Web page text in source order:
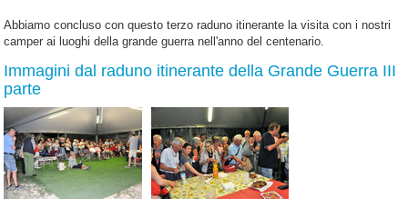
Abbiamo concluso con questo terzo raduno itinerante la visita con i nostri
camper ai luoghi della grande guerra nell'anno del centenario.
Immagini dal raduno itinerante della Grande Guerra III
parte